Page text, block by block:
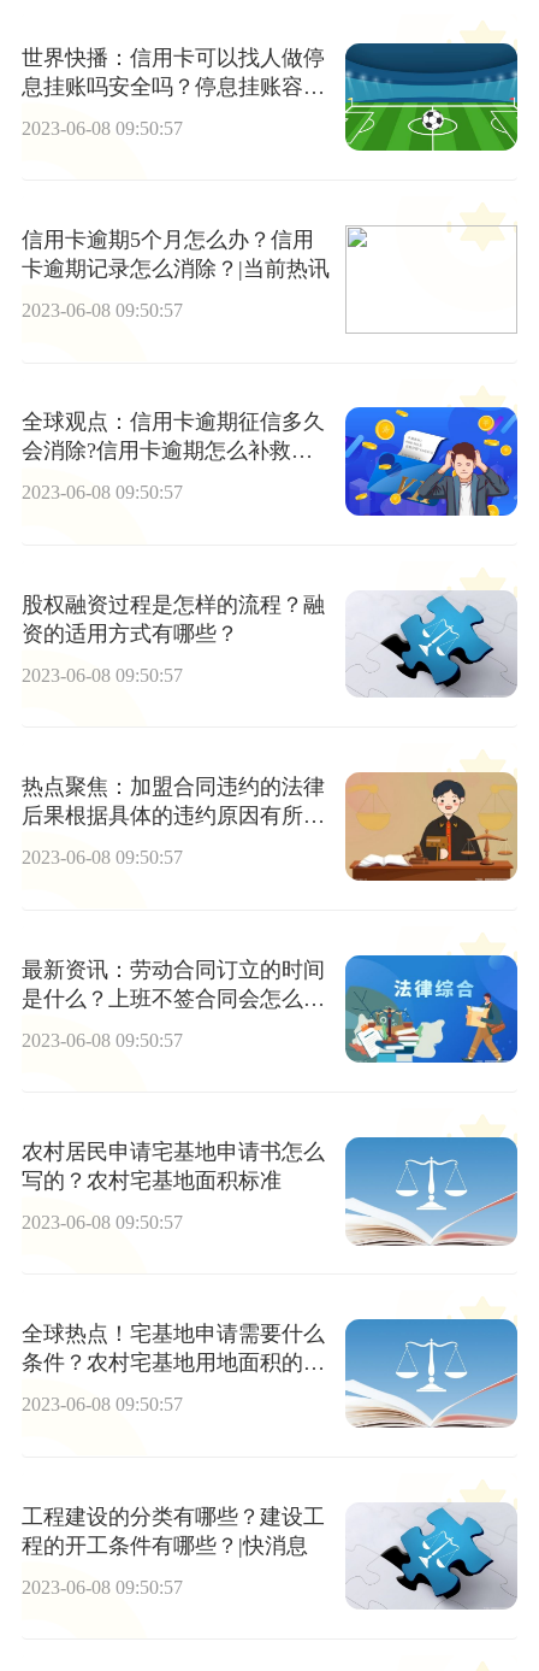
世界快播：信用卡可以找人做停
息挂账吗安全吗？停息挂账容易
2023-06-08 09:50:57
信用卡逾期5个月怎么办？信用
卡逾期记录怎么消除？|当前热讯
2023-06-08 09:50:57
全球观点：信用卡逾期征信多久
会消除?信用卡逾期怎么补救征
信?
2023-06-08 09:50:57
股权融资过程是怎样的流程？融
资的适用方式有哪些？
2023-06-08 09:50:57
热点聚焦：加盟合同违约的法律
后果根据具体的违约原因有所不
同吗？
2023-06-08 09:50:57
最新资讯：劳动合同订立的时间
是什么？上班不签合同会怎么
2023-06-08 09:50:57
农村居民申请宅基地申请书怎么
写的？农村宅基地面积标准
2023-06-08 09:50:57
全球热点！宅基地申请需要什么
条件？农村宅基地用地面积的规
定
2023-06-08 09:50:57
工程建设的分类有哪些？建设工
程的开工条件有哪些？|快消息
2023-06-08 09:50:57